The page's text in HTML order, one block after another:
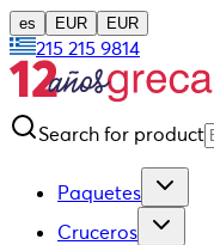
es EUR EUR
215 215 9814
Search for product
Paquetes
Cruceros